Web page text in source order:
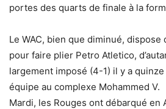
portes des quarts de finale à la
Le WAC, bien que diminué,
pour faire plier Petro Atletico,
largement imposé (4-1) il y a
équipe au complexe Mohammed V.
Mardi, les Rouges ont débarqué en